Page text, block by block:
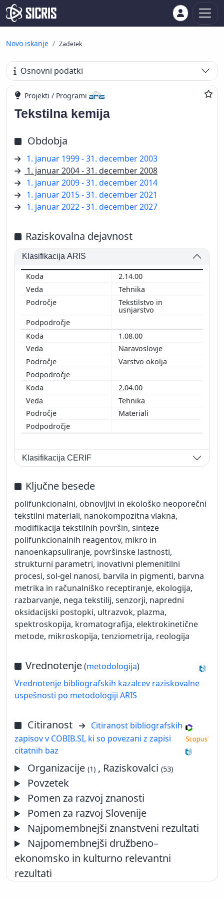
Novo iskanje Zadetek
Osnovni podatki
Projekti / Programi
Tekstilna kemija
Obdobja
1. januar 1999 - 31. december 2003
1. januar 2004 - 31. december 2008
1. januar 2009 - 31. december 2014
1. januar 2015 - 31. december 2021
1. januar 2022 - 31. december 2027
Raziskovalna dejavnost
Klasifikacija ARIS
2.14.00
Tehnika
Tekstilstvo in
usnjarstvo
1.08.00
Naravoslovje
Varstvo okolja
2.04.00
Tehnika
Materiali
Klasifikacija CERIF
Ključne besede
polifunkcionalni, obnovljivi in ekološko neoporečni
tekstilni materiali, nanokompozitna vlakna,
modifikacija tekstilnih površin, sinteze
polifunkcionalnih reagentov, mikro in
nanoenkapsuliranje, površinske lastnosti,
strukturni parametri, inovativni plemenitilni
procesi, sol-gel nanosi, barvila in pigmenti, barvna
metrika in računalniško receptiranje, ekologija,
razbarvanje, nega tekstilij, senzorji, napredni
oksidacijski postopki, ultrazvok, plazma,
spektroskopija, kromatografija, elektrokinetične
metode, mikroskopija, tenziometrija, reologija
Vrednotenje(metodologija)
Vrednotenje bibliografskih kazalcev raziskovalne
uspešnosti po metodologiji ARIS
Citiranost
Citiranost bibliografskih
zapisov v COBIB.SI, ki so povezani z zapisi
citatnih baz
Organizacije(1) , Raziskovalci(53)
Povzetek
Pomen za razvoj znanosti
Pomen za razvoj Slovenije
Najpomembnejši znanstveni rezultati
Najpomembnejši družbeno–
ekonomsko in kulturno relevantni
rezultati